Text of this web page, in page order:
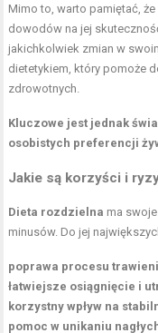
Mimo to, warto pamiętać,
dowodów na jej
jakichkolwiek zmian w
dietetykiem, który pomoże
zdrowotnych.
Kluczowe jest jednak
osobistych preferencji
Jakie są korzyści i
Dieta rozdzielna ma
minusów. Do jej
poprawa procesu
łatwiejsze osiągnięcie i
korzystny wpływ na
pomoc w unikaniu